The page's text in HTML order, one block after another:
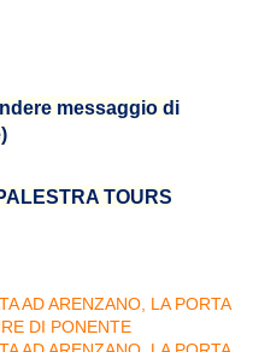
messaggio di
TOURS